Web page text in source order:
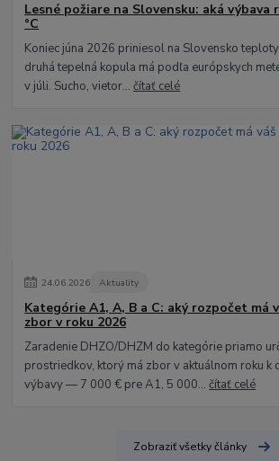
Lesné požiare na Slovensku: aká výbava
°C
Koniec júna 2026 priniesol na Slovensko
druhá tepelná kopula má podľa európskych
v júli. Sucho, vietor...čítať celé
24.06.2026 Aktuality
Kategórie A1, A, B a C: aký rozpočet má
zbor v roku 2026
Zaradenie DHZO/DHZM do kategórie priamo
prostriedkov, ktorý má zbor v aktuálnom roku k
výbavy — 7 000 € pre A1, 5 000...čítať celé
Zobraziť všetky články